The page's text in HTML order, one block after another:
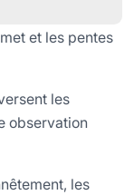
et les pentes
les
observation
les